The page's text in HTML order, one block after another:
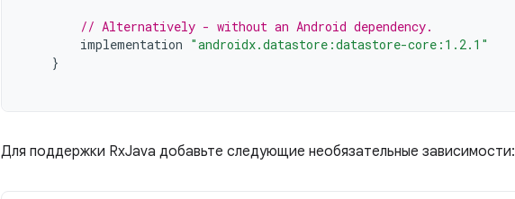
// Alternatively - without an Android dependency.
implementation "androidx.datastore:datastore-core:1.2.1"
}
Для поддержки RxJava добавьте следующие необязательные зависимости: